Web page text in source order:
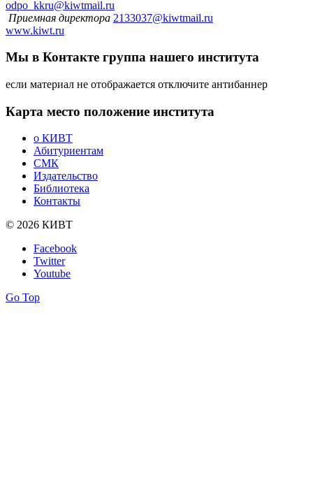
odpo_kkru@kiwtmail.ru
Приемная директора 2133037@kiwtmail.ru
www.kiwt.ru
Мы в Контакте группа нашего института
если материал не отображается отключите антибаннер
Карта место положение института
о КИВТ
Абитуриентам
СМК
Издательство
Библиотека
Контакты
© 2026 КИВТ
Facebook
Twitter
Youtube
Go Top